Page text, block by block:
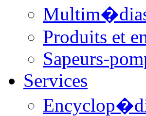
Produits et
Sapeurs-
Services